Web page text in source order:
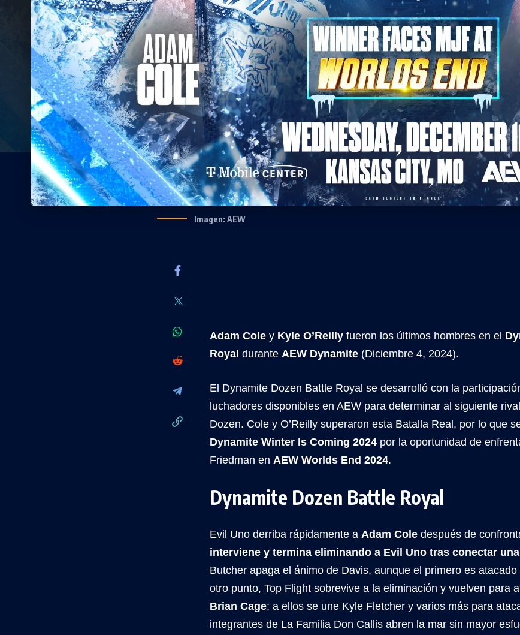
Imagen: AEW
Adam Cole y Kyle O’Reilly fueron los últimos hombres en el
Royal durante AEW Dynamite (Diciembre 4, 2024).
El Dynamite Dozen Battle Royal se desarrolló con la
luchadores disponibles en AEW para determinar al siguiente
Dozen. Cole y O’Reilly superaron esta Batalla Real, por lo que
Dynamite Winter Is Coming 2024 por la oportunidad de
Friedman en AEW Worlds End 2024.
Dynamite Dozen Battle Royal
Evil Uno derriba rápidamente a Adam Cole después de
interviene y termina eliminando a Evil Uno tras conectar
Butcher apaga el ánimo de Davis, aunque el primero es
otro punto, Top Flight sobrevive a la eliminación y vuelven para
Brian Cage; a ellos se une Kyle Fletcher y varios más para
integrantes de La Familia Don Callis abren la mar sin mayor